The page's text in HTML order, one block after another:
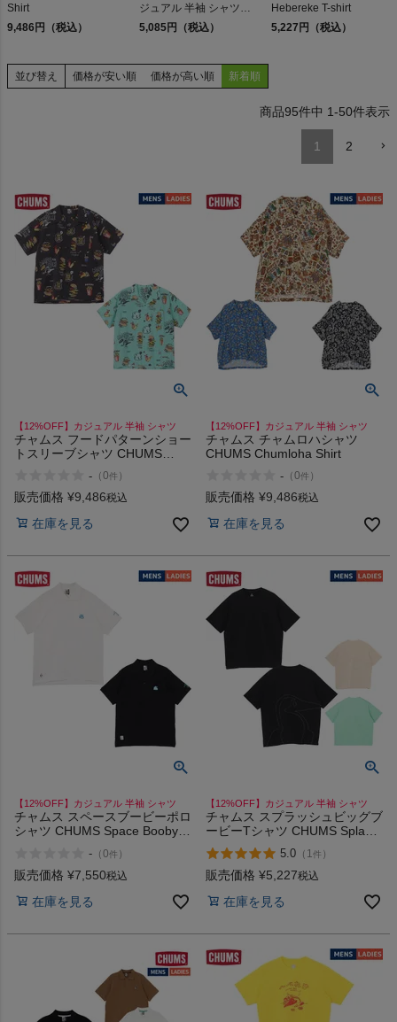
On
CHUMS
HOKA
もっと見る
レディースカジュアルウェア
メンズスポーツウェア
スポーツシューズ
旅行
ビジネス
もっと見る
Shirt
9,486円（税込）
ジュアル 半袖 シャツ
CHUMS Booby Polo
5,085円（税込）
Hebereke T-shirt
5,227円（税込）
並び替え 価格が安い順 価格が高い順 新着順
95件中 1-50件表示
1 2
【12%OFF】カジュアル 半袖 シャツ
チャムス フードパターンショー
トスリーブシャツ CHUMS
- （0件 ）
販売価格 ¥9,486税込
在庫を見る
【12%OFF】カジュアル 半袖 シャツ
チャムス チャムロハシャツ
CHUMS Chumloha Shirt
- （0件 ）
販売価格 ¥9,486税込
在庫を見る
【12%OFF】カジュアル 半袖 シャツ
チャムス スペースブービーポロ
シャツ CHUMS Space Booby
- （0件 ）
販売価格 ¥7,550税込
在庫を見る
【12%OFF】カジュアル 半袖 シャツ
チャムス スプラッシュビッグブ
ービーTシャツ CHUMS Splash
Big Booby T-Shirt
5.0 （ 1件 ）
販売価格 ¥5,227税込
在庫を見る